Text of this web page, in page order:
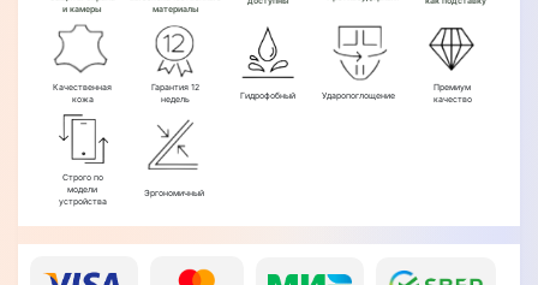
и камеры
материалы
Качественная
кожа
Гарантия 12
недель
Гидрофобный Ударопоглощение
Премиум
качество
Строго по
модели
устройства
Эргономичный